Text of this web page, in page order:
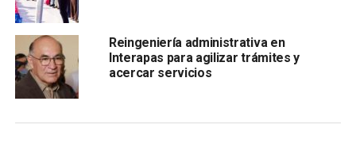
Entre los requisitos sobresalen: Cualquier persona podrá
Caballo, 16 años y menores; Torre, 23 años y menores, y
Reingeniería administrativa en
Interapas para agilizar trámites y
acercar servicios